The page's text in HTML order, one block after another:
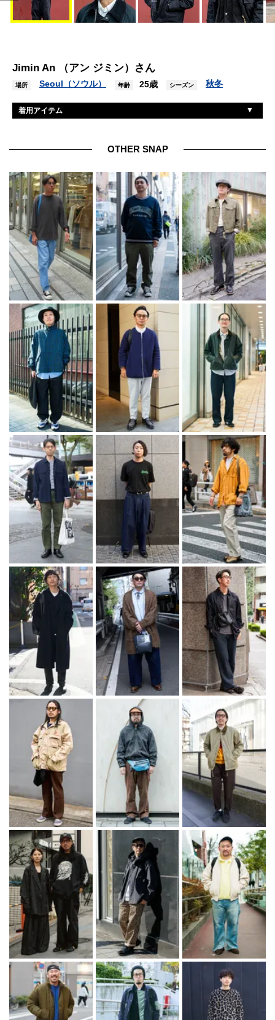
Jimin An （アン ジミン）さん
場所 Seoul（ソウル） 年齢 25歳 シーズン 秋冬
着用アイテム
パンツ ザノースフェイス パープルレーベル
シューズ ハルタ
腕時計 カシオ
眼鏡 ジェントルモンスター
OTHER SNAP